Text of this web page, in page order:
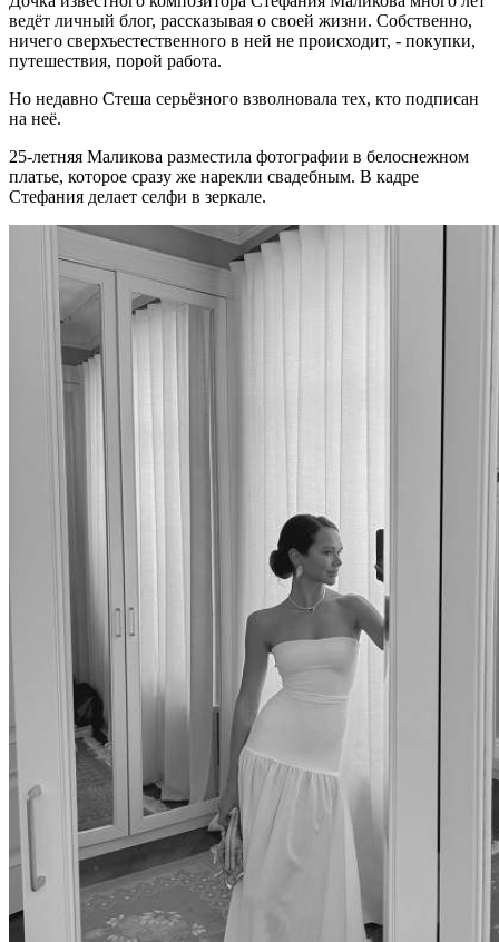
ведёт личный блог, рассказывая о своей жизни. Собственно,
ничего сверхъестественного в ней не происходит, - покупки,
путешествия, порой работа.
Но недавно Стеша серьёзного взволновала тех, кто подписан
на неё.
25-летняя Маликова разместила фотографии в белоснежном
платье, которое сразу же нарекли свадебным. В кадре
Стефания делает селфи в зеркале.